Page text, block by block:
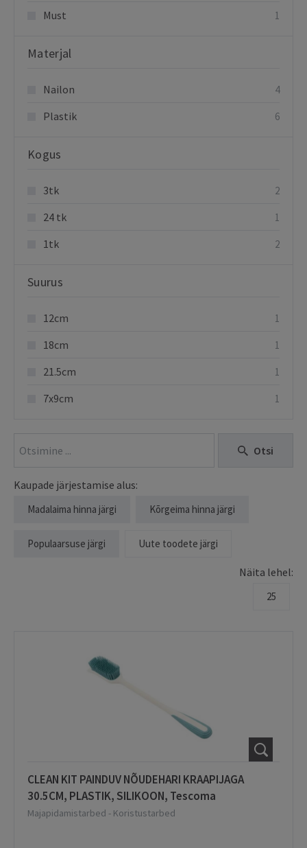
Must 1
Materjal
Nailon 4
Plastik 6
Kogus
3tk 2
24 tk 1
1tk 2
Suurus
12cm 1
18cm 1
21.5cm 1
7x9cm 1
Otsi
Kaupade järjestamise alus:
Madalaima hinna järgi Kõrgeima hinna järgi
Populaarsuse järgi Uute toodete järgi
Näita lehel:
25
CLEAN KIT PAINDUV NÕUDEHARI KRAAPIJAGA
30.5CM, PLASTIK, SILIKOON, Tescoma
Majapidamistarbed - Koristustarbed